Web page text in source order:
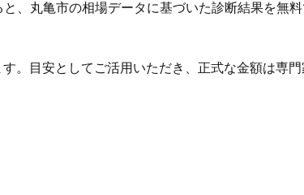
、丸亀市の相場データに基づいた診断結果を無料
。目安としてご活用いただき、正式な金額は専門